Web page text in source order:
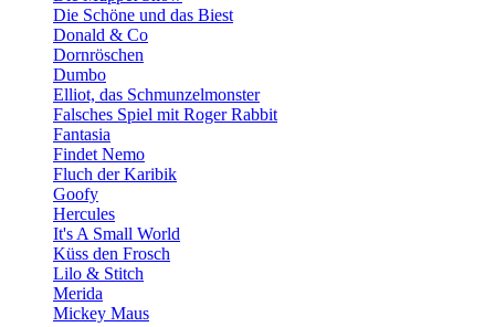
Die Schöne und das Biest
Donald & Co
Dornröschen
Dumbo
Elliot, das Schmunzelmonster
Falsches Spiel mit Roger Rabbit
Fantasia
Findet Nemo
Fluch der Karibik
Goofy
Hercules
It's A Small World
Küss den Frosch
Lilo & Stitch
Merida
Mickey Maus